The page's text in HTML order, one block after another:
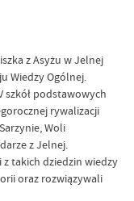
z Asyżu w Jelnej
Wiedzy Ogólnej.
szkół podstawowych
rywalizacji
Woli
z Jelnej.
takich dziedzin wiedzy
oraz rozwiązywali